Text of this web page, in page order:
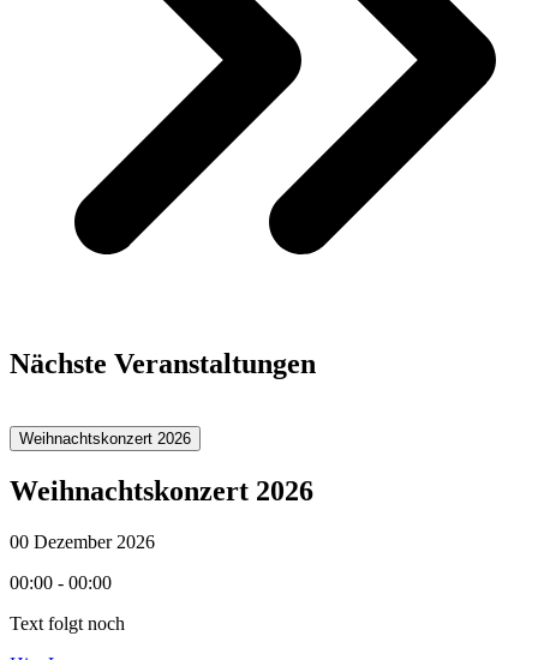
Nächste Veranstaltungen
Weihnachtskonzert 2026
Weihnachtskonzert 2026
00 Dezember 2026
00:00 - 00:00
Text folgt noch